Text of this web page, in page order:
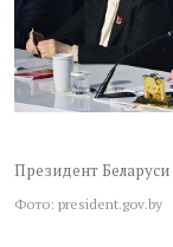
Президент
Фото: president.gov.by